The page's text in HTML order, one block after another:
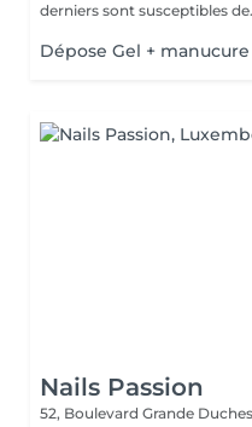
derniers sont susceptibles
Dépose Gel + manucure
Nails Passion
52, Boulevard Grande